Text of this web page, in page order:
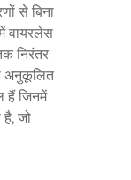
से बिना
वायरलेस
निरंतर
अनुकूलित
हैं जिनमें
जो